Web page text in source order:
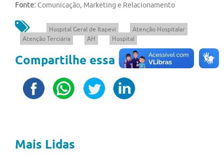
Fonte: Comunicação, Marketing e Relacionamento
Hospital Geral de Itapevi
Atenção Hospitalar
Atenção Terciária
AH Hospital
Compartilhe essa notícia
Mais Lidas